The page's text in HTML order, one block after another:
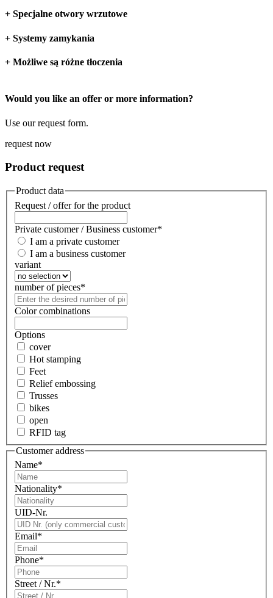
+ Specjalne otwory wrzutowe
+ Systemy zamykania
+ Możliwe są różne tłoczenia
Would you like an offer or more information?
Use our request form.
request now
Product request
Product data
Request / offer for the product
Private customer / Business customer*
I am a private customer
I am a business customer
variant
number of pieces*
Color combinations
Options
cover
Hot stamping
Feet
Relief embossing
Trusses
bikes
open
RFID tag
Customer address
Name*
Nationality*
UID-Nr.
Email*
Phone*
Street / Nr.*